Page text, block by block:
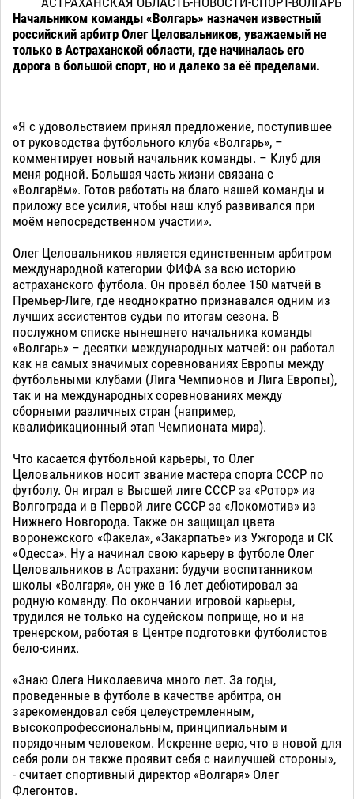
Начальником команды «Волгарь» назначен известный
российский арбитр Олег Целовальников, уважаемый не
только в Астраханской области, где начиналась его
дорога в большой спорт, но и далеко за её пределами.
«Я с удовольствием принял предложение, поступившее
от руководства футбольного клуба «Волгарь», –
комментирует новый начальник команды. – Клуб для
меня родной. Большая часть жизни связана с
«Волгарём». Готов работать на благо нашей команды и
приложу все усилия, чтобы наш клуб развивался при
моём непосредственном участии».
Олег Целовальников является единственным арбитром
международной категории ФИФА за всю историю
астраханского футбола. Он провёл более 150 матчей в
Премьер-Лиге, где неоднократно признавался одним из
лучших ассистентов судьи по итогам сезона. В
послужном списке нынешнего начальника команды
«Волгарь» – десятки международных матчей: он работал
как на самых значимых соревнованиях Европы между
футбольными клубами (Лига Чемпионов и Лига Европы),
так и на международных соревнованиях между
сборными различных стран (например,
квалификационный этап Чемпионата мира).
Что касается футбольной карьеры, то Олег
Целовальников носит звание мастера спорта СССР по
футболу. Он играл в Высшей лиге СССР за «Ротор» из
Волгограда и в Первой лиге СССР за «Локомотив» из
Нижнего Новгорода. Также он защищал цвета
воронежского «Факела», «Закарпатье» из Ужгорода и СК
«Одесса». Ну а начинал свою карьеру в футболе Олег
Целовальников в Астрахани: будучи воспитанником
школы «Волгаря», он уже в 16 лет дебютировал за
родную команду. По окончании игровой карьеры,
трудился не только на судейском поприще, но и на
тренерском, работая в Центре подготовки футболистов
бело-синих.
«Знаю Олега Николаевича много лет. За годы,
проведенные в футболе в качестве арбитра, он
зарекомендовал себя целеустремленным,
высокопрофессиональным, принципиальным и
порядочным человеком. Искренне верю, что в новой для
себя роли он также проявит себя с наилучшей стороны»,
- считает спортивный директор «Волгаря» Олег
Флегонтов.